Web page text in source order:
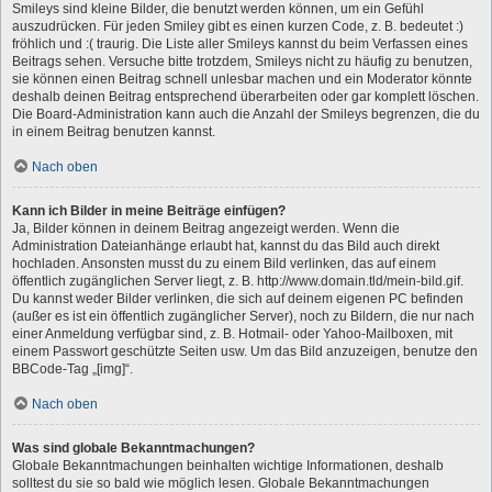
Smileys sind kleine Bilder, die benutzt werden können, um ein Gefühl
auszudrücken. Für jeden Smiley gibt es einen kurzen Code, z. B. bedeutet :)
fröhlich und :( traurig. Die Liste aller Smileys kannst du beim Verfassen eines
Beitrags sehen. Versuche bitte trotzdem, Smileys nicht zu häufig zu benutzen,
sie können einen Beitrag schnell unlesbar machen und ein Moderator könnte
deshalb deinen Beitrag entsprechend überarbeiten oder gar komplett löschen.
Die Board-Administration kann auch die Anzahl der Smileys begrenzen, die du
in einem Beitrag benutzen kannst.
Nach oben
Kann ich Bilder in meine Beiträge einfügen?
Ja, Bilder können in deinem Beitrag angezeigt werden. Wenn die
Administration Dateianhänge erlaubt hat, kannst du das Bild auch direkt
hochladen. Ansonsten musst du zu einem Bild verlinken, das auf einem
öffentlich zugänglichen Server liegt, z. B. http://www.domain.tld/mein-bild.gif.
Du kannst weder Bilder verlinken, die sich auf deinem eigenen PC befinden
(außer es ist ein öffentlich zugänglicher Server), noch zu Bildern, die nur nach
einer Anmeldung verfügbar sind, z. B. Hotmail- oder Yahoo-Mailboxen, mit
einem Passwort geschützte Seiten usw. Um das Bild anzuzeigen, benutze den
BBCode-Tag „[img]“.
Nach oben
Was sind globale Bekanntmachungen?
Globale Bekanntmachungen beinhalten wichtige Informationen, deshalb
solltest du sie so bald wie möglich lesen. Globale Bekanntmachungen